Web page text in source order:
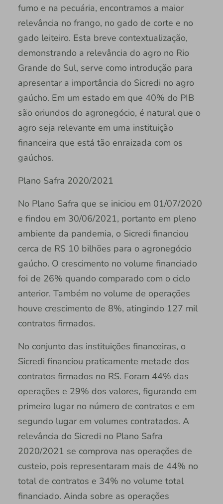
fumo e na pecuária, encontramos a maior
relevância no frango, no gado de corte e no
gado leiteiro. Esta breve contextualização,
demonstrando a relevância do agro no Rio
Grande do Sul, serve como introdução para
apresentar a importância do Sicredi no agro
gaúcho. Em um estado em que 40% do PIB
são oriundos do agronegócio, é natural que o
agro seja relevante em uma instituição
financeira que está tão enraizada com os
gaúchos.
Plano Safra 2020/2021
No Plano Safra que se iniciou em 01/07/2020
e findou em 30/06/2021, portanto em pleno
ambiente da pandemia, o Sicredi financiou
cerca de R$ 10 bilhões para o agronegócio
gaúcho. O crescimento no volume financiado
foi de 26% quando comparado com o ciclo
anterior. Também no volume de operações
houve crescimento de 8%, atingindo 127 mil
contratos firmados.
No conjunto das instituições financeiras, o
Sicredi financiou praticamente metade dos
contratos firmados no RS. Foram 44% das
operações e 29% dos valores, figurando em
primeiro lugar no número de contratos e em
segundo lugar em volumes contratados. A
relevância do Sicredi no Plano Safra
2020/2021 se comprova nas operações de
custeio, pois representaram mais de 44% no
total de contratos e 34% no volume total
financiado. Ainda sobre as operações